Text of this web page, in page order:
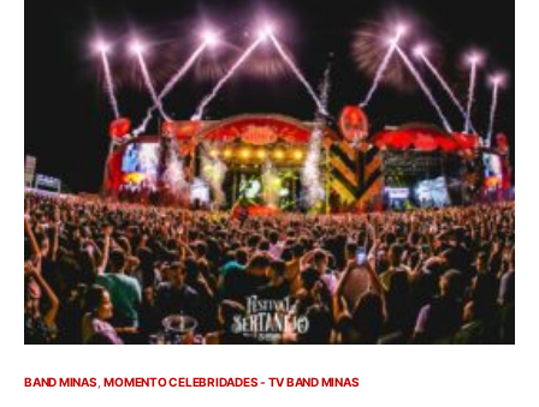
BAND MINAS MOMENTO CELEBRIDADES - TV BAND MINAS